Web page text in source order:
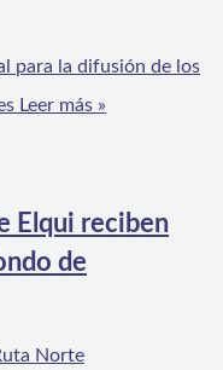
para la difusión de los
Leer más »
Elqui reciben
de
Norte